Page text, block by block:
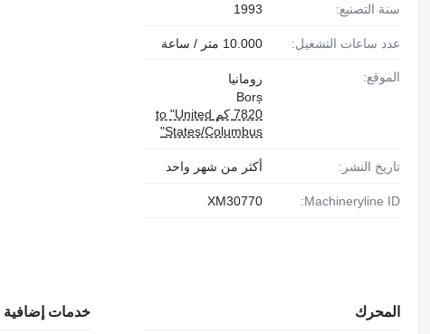
سنة التصنيع: 1993
عدد ساعات التشغيل: 10.000 متر / ساعة
الموقع:
رومانيا
Borș
7820 كم to "United
States/Columbus"
تاريخ النشر: أكثر من شهر واحد
Machineryline ID:
XM30770
المحرك خدمات إضافية